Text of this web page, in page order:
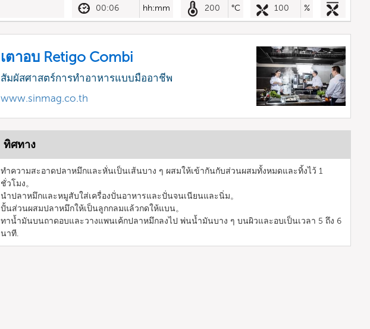
00:06 hh:mm 200 °C 100 %
เตาอบ Retigo Combi
สัมผัสศาสตร์การทำอาหารแบบมืออาชีพ
www.sinmag.co.th
ทิศทาง
ทำความสะอาดปลาหมึกและหั่นเป็นเส้นบาง ๆ ผสมให้เข้ากันกับส่วนผสมทั้งหมดและทิ้งไว้ 1
ชั่วโมง。
นำปลาหมึกและหมูสับใส่เครื่องปั่นอาหารและปั่นจนเนียนและนิ่ม。
ปั้นส่วนผสมปลาหมึกให้เป็นลูกกลมแล้วกดให้แบน。
ทาน้ำมันบนถาดอบและวางแพนเค้กปลาหมึกลงไป พ่นน้ำมันบาง ๆ บนผิวและอบเป็นเวลา 5 ถึง 6
นาที.